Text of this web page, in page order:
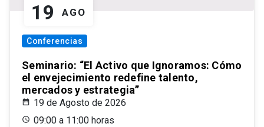
19 AGO
Conferencias
Seminario: “El Activo que Ignoramos: Cómo
el envejecimiento redefine talento,
mercados y estrategia”
19 de Agosto de 2026
09:00 a 11:00 horas